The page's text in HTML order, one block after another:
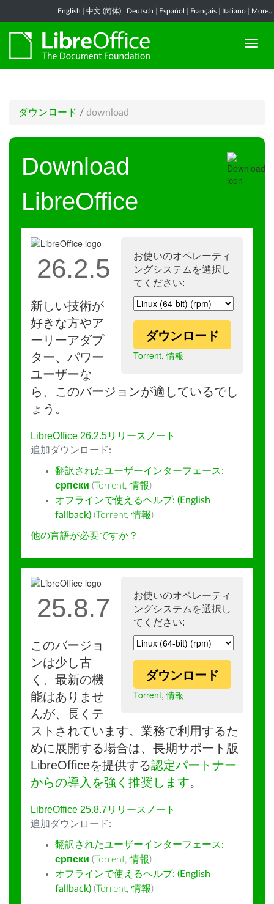
English 中文 (简体) Deutsch Español Français Italiano More...
ダウンロード / download
Download
LibreOffice
お使いのオペレーティ
ングシステムを選択し
てください:
ダウンロード
Torrent,情報
26.2.5
新しい技術が
好きな方やア
ーリーアダプ
ター、パワー
ユーザーな
ら、このバージョンが適しているでし
ょう。
LibreOffice 26.2.5リリースノート
追加ダウンロード:
翻訳されたユーザーインターフェース:
српски (Torrent,情報)
オフラインで使えるヘルプ: (English
fallback) (Torrent,情報)
他の言語が必要ですか？
お使いのオペレーティ
ングシステムを選択し
てください:
ダウンロード
Torrent,情報
25.8.7
このバージョ
ンは少し古
く、最新の機
能はありませ
んが、長くテ
ストされています。業務で利用するた
めに展開する場合は、長期サポート版
LibreOfficeを提供する認定パートナー
からの導入を強く推奨します。
LibreOffice 25.8.7リリースノート
追加ダウンロード:
翻訳されたユーザーインターフェース:
српски (Torrent,情報)
オフラインで使えるヘルプ: (English
fallback) (Torrent,情報)